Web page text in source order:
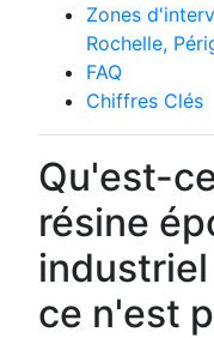
Zones
Rochelle,
FAQ
Chiffres Clés
Qu'est-
résine
ce n'est